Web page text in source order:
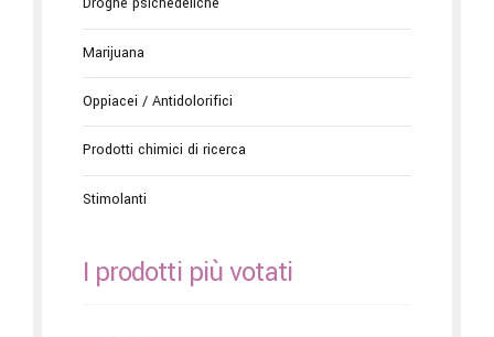
Marijuana
Oppiacei / Antidolorifici
Prodotti chimici di ricerca
Stimolanti
I prodotti più votati